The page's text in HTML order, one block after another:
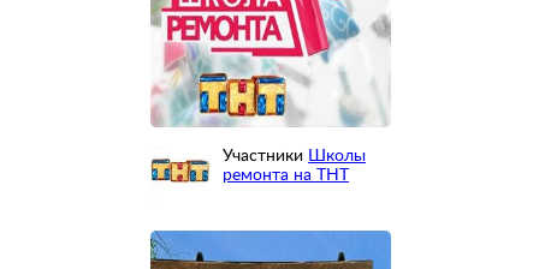
Участники Школы
ремонта на ТНТ